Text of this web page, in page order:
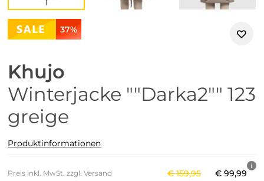
37%
Khujo
Winterjacke ""Darka2"" 123
greige
Produktinformationen
Preis inkl. MwSt. zzgl. Versand €159,95 € 99,99